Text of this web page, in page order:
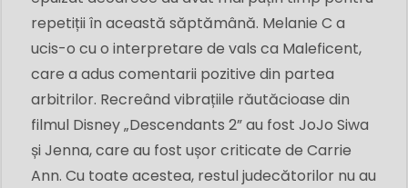
repetiții în această săptămână. Melanie C a
ucis-o cu o interpretare de vals ca Maleficent,
care a adus comentarii pozitive din partea
arbitrilor. Recreând vibrațiile răutăcioase din
filmul Disney „Descendants 2” au fost JoJo Siwa
și Jenna, care au fost ușor criticate de Carrie
Ann. Cu toate acestea, restul judecătorilor nu au